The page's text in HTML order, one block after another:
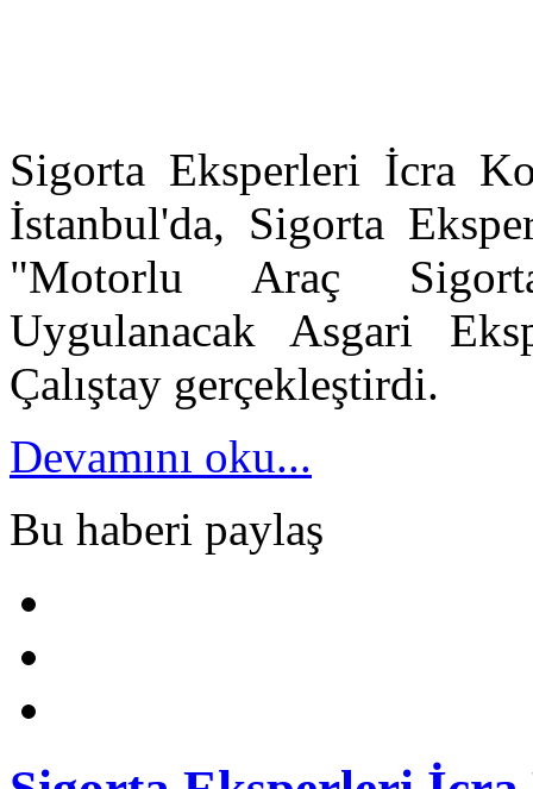
Sigorta Eksperleri İcra
İstanbul'da, Sigorta
"Motorlu Araç
Uygulanacak Asgari
Çalıştay gerçekleştirdi.
Devamını oku...
Bu haberi paylaş